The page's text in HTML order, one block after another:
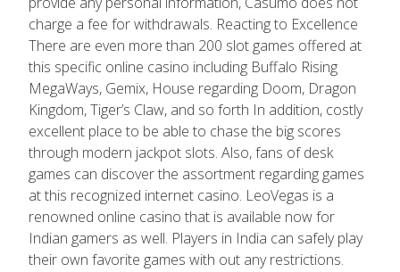
charge a fee for withdrawals. Reacting to Excellence
There are even more than 200 slot games offered at
this specific online casino including Buffalo Rising
MegaWays, Gemix, House regarding Doom, Dragon
Kingdom, Tiger’s Claw, and so forth In addition, costly
excellent place to be able to chase the big scores
through modern jackpot slots. Also, fans of desk
games can discover the assortment regarding games
at this recognized internet casino. LeoVegas is a
renowned online casino that is available now for
Indian gamers as well. Players in India can safely play
their own favorite games with out any restrictions.